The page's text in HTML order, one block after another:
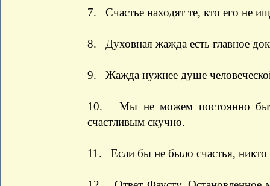
7. Счастье находят те, кто его не
8. Духовная жажда есть главное
9. Жажда нужнее душе
10. Мы не можем постоянно
счастливым скучно.
11. Если бы не было счастья,